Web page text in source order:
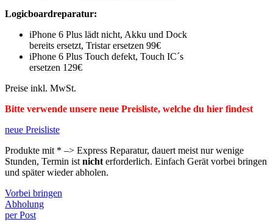
Logicboardreparatur:
iPhone 6 Plus lädt nicht, Akku und Dock
bereits ersetzt, Tristar ersetzen 99€
iPhone 6 Plus Touch defekt, Touch IC´s
ersetzen 129€
Preise inkl. MwSt.
Bitte verwende unsere neue Preisliste, welche du hier findest
neue Preisliste
Produkte mit * –> Express Reparatur, dauert meist nur wenige
Stunden, Termin ist nicht erforderlich. Einfach Gerät vorbei bringen
und später wieder abholen.
Vorbei bringen
Abholung
per Post